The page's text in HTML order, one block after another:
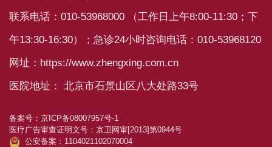
联系电话：010-53968000 （工作日上午8:00-11:30；下
午13:30-16:30）；急诊24小时咨询电话：010-53968120
网址：https://www.zhengxing.com.cn
医院地址： 北京市石景山区八大处路33号
备案号： 京ICP备08007957号-1
医疗广告审查证明文号： 京卫网审[2013]第0944号
公安备案：1104021102070004